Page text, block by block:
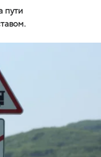
пути